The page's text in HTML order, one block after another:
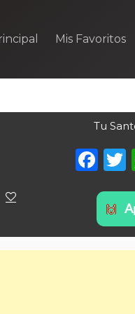
Mis Favoritos
Tu